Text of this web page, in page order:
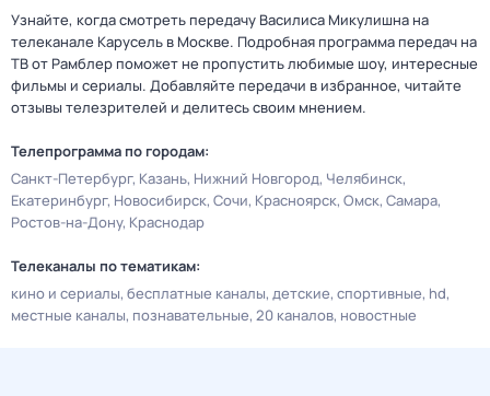
Узнайте, когда смотреть передачу Василиса Микулишна на
телеканале Карусель в Москве. Подробная программа передач на
ТВ от Рамблер поможет не пропустить любимые шоу, интересные
фильмы и сериалы. Добавляйте передачи в избранное, читайте
отзывы телезрителей и делитесь своим мнением.
Телепрограмма по городам:
Санкт-Петербург Казань Нижний Новгород Челябинск
Екатеринбург Новосибирск Сочи Красноярск Омск Самара
Ростов-на-Дону Краснодар
Телеканалы по тематикам:
кино и сериалы бесплатные каналы детские спортивные hd
местные каналы познавательные 20 каналов новостные